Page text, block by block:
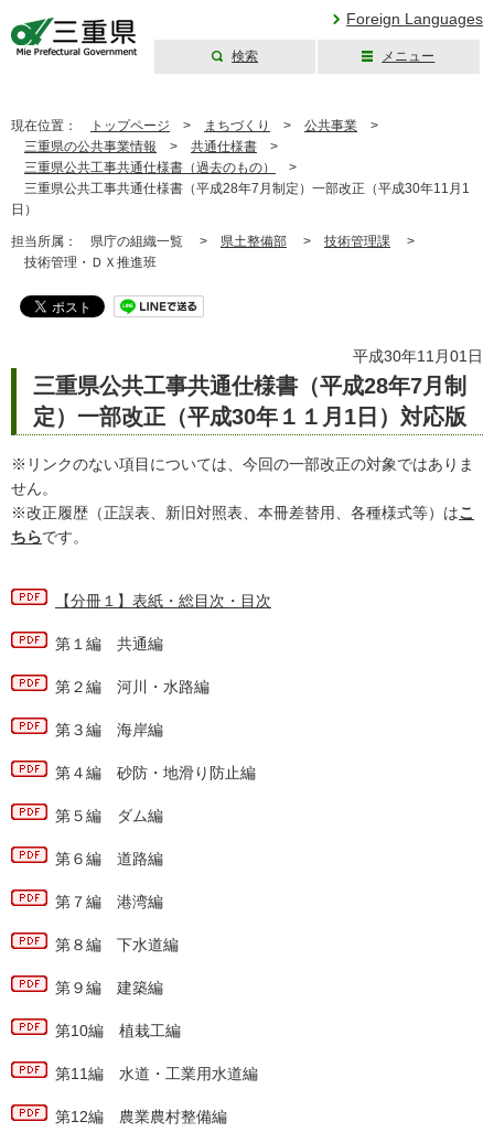
Foreign Languages
検索 メニュー
現在位置： トップページ > まちづくり > 公共事業 >
三重県の公共事業情報 > 共通仕様書 >
三重県公共工事共通仕様書（過去のもの）
>
三重県公共工事共通仕様書（平成28年7月制定）一部改正（平成30年11月1
日）
担当所属： 県庁の組織一覧 > 県土整備部 > 技術管理課 >
技術管理・ＤＸ推進班
平成30年11月01日
三重県公共工事共通仕様書（平成28年7月制
定）一部改正（平成30年１１月1日）対応版
※リンクのない項目については、今回の一部改正の対象ではありま
せん。
※改正履歴（正誤表、新旧対照表、本冊差替用、各種様式等）はこ
ちらです。
【分冊１】表紙・総目次・目次
第１編 共通編
第２編 河川・水路編
第３編 海岸編
第４編 砂防・地滑り防止編
第５編 ダム編
第６編 道路編
第７編 港湾編
第８編 下水道編
第９編 建築編
第10編 植栽工編
第11編 水道・工業用水道編
第12編 農業農村整備編